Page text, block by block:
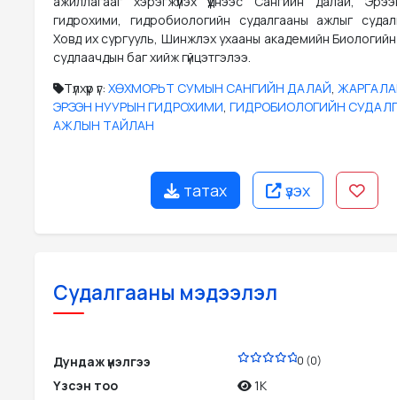
гидрохими, гидробиологийн судалгааны ажлыг
Ховд их сургууль, Шинжлэх ухааны академийн Биологийн
судлаачдын баг хийж гүйцэтгэлээ.
Түлхүүр үг: ХӨХМОРЬТ СУМЫН САНГИЙН ДАЛАЙ,
ЭРЭЭН НУУРЫН ГИДРОХИМИ, ГИДРОБИОЛОГИЙН
АЖЛЫН ТАЙЛАН
татах үзэх
Судалгааны мэдээлэл
Дундаж үнэлгээ 0 (0)
Үзсэн тоо
1K